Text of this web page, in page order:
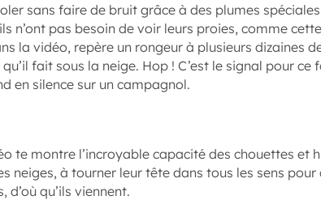
sans faire de bruit grâce à des plumes
n’ont pas besoin de voir leurs proies, comme
la vidéo, repère un rongeur à plusieurs dizaines
fait sous la neige. Hop ! C’est le signal pour ce
en silence sur un campagnol.
te montre l’incroyable capacité des chouettes et
neiges, à tourner leur tête dans tous les sens pour
d’où qu’ils viennent.